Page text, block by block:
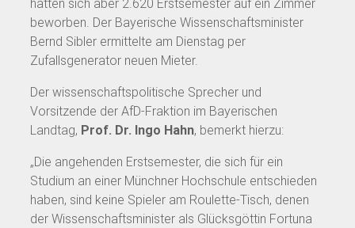
hatten sich aber 2.620 Erstsemester auf ein Zimmer
beworben. Der Bayerische Wissenschaftsminister
Bernd Sibler ermittelte am Dienstag per
Zufallsgenerator neuen Mieter.
Der wissenschaftspolitische Sprecher und
Vorsitzende der AfD-Fraktion im Bayerischen
Landtag, Prof. Dr. Ingo Hahn, bemerkt hierzu:
„Die angehenden Erstsemester, die sich für ein
Studium an einer Münchner Hochschule entschieden
haben, sind keine Spieler am Roulette-Tisch, denen
der Wissenschaftsminister als Glücksgöttin Fortuna